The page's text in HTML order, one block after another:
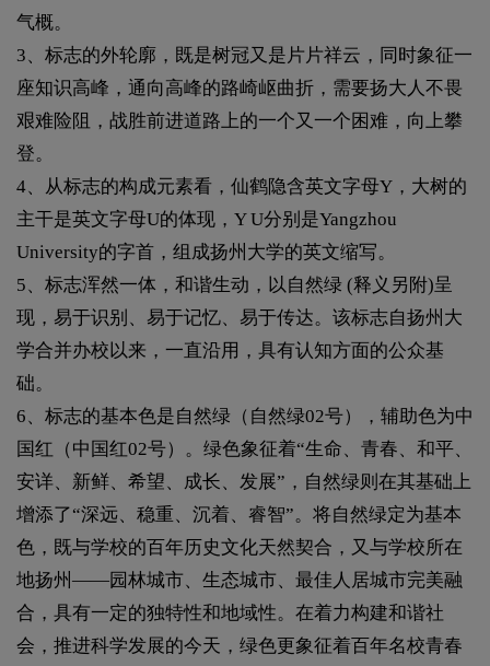
气概。
3、标志的外轮廓，既是树冠又是片片祥云，同时象征一
座知识高峰，通向高峰的路崎岖曲折，需要扬大人不畏
艰难险阻，战胜前进道路上的一个又一个困难，向上攀
登。
4、从标志的构成元素看，仙鹤隐含英文字母Y，大树的
主干是英文字母U的体现，Y U分别是Yangzhou
University的字首，组成扬州大学的英文缩写。
5、标志浑然一体，和谐生动，以自然绿 (释义另附)呈
现，易于识别、易于记忆、易于传达。该标志自扬州大
学合并办校以来，一直沿用，具有认知方面的公众基
础。
6、标志的基本色是自然绿（自然绿02号），辅助色为中
国红（中国红02号）。绿色象征着“生命、青春、和平、
安详、新鲜、希望、成长、发展”，自然绿则在其基础上
增添了“深远、稳重、沉着、睿智”。将自然绿定为基本
色，既与学校的百年历史文化天然契合，又与学校所在
地扬州——园林城市、生态城市、最佳人居城市完美融
合，具有一定的独特性和地域性。在着力构建和谐社
会，推进科学发展的今天，绿色更象征着百年名校青春